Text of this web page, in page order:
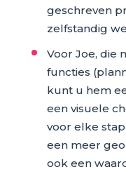
geschreven
zelfstandig
Voor Joe, die
functies
kunt u hem
een visuele
voor elke
een meer
ook een